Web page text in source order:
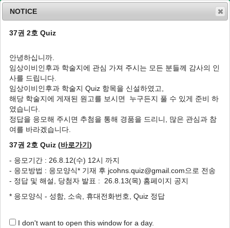
n
v
o
J Clin Otolaryngol Head Neck Surg
18(1 ): 28-32
pISSN: 1225-0244, eISSN: 2713-833X
DOI:https://doi.org/10.35420/jcohns.2007.18.1.28
특집
미각장애의 진단과 치료
예미경 1 , *
Diagnosis and Treatment of Taste Disorder
Mi-Kyung Ye 1 *
Author Information & Copyright ▼
Published Online: May 31, 2020
NOTICE
37권 2호 Quiz
안녕하십니까.
임상이비인후과 학술지에 관심 가져 주시는 모든 분들께 감사의 인
사를 드립니다.
임상이비인후과 학술지 Quiz 항목을 신설하였고,
해당 학술지에 게재된 원고를 보시면 누구든지 풀 수 있게 준비 하
였습니다.
정답을 응모해 주시면 추첨을 통해 경품을 드리니, 많은 관심과 참
여를 바라겠습니다.
37권 2호 Quiz (바로가기)
- 응모기간 : 26.8.12(수) 12시 까지
- 응모방법 : 응모양식* 기재 후 jcohns.quiz@gmail.com으로 전송
- 정답 및 해설, 당첨자 발표 : 26.8.13(목) 홈페이지 공지
* 응모양식 - 성함, 소속, 휴대전화번호, Quiz 정답
I don't want to open this window for a day.